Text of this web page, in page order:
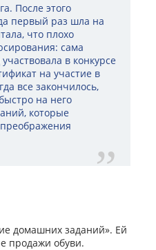
После этого
первый раз шла на
что плохо
сама
в конкурсе
на участие в
все закончилось,
на него
которые
домашних заданий». Ей
продажи обуви.